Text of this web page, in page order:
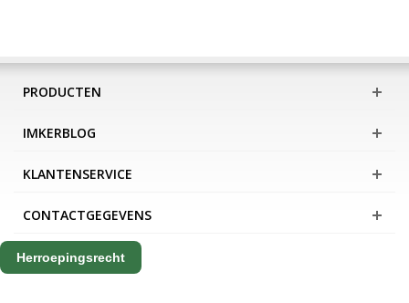
PRODUCTEN
IMKERBLOG
KLANTENSERVICE
CONTACTGEGEVENS
Herroepingsrecht